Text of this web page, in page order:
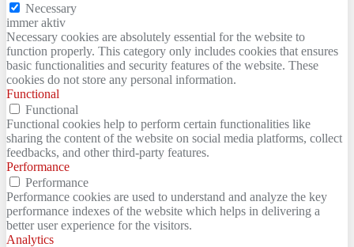
Necessary
immer aktiv
Necessary cookies are absolutely essential for the website to
function properly. This category only includes cookies that ensures
basic functionalities and security features of the website. These
cookies do not store any personal information.
Functional
Functional
Functional cookies help to perform certain functionalities like
sharing the content of the website on social media platforms, collect
feedbacks, and other third-party features.
Performance
Performance
Performance cookies are used to understand and analyze the key
performance indexes of the website which helps in delivering a
better user experience for the visitors.
Analytics